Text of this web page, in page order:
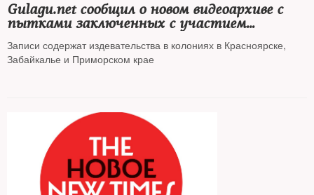
Gulagu.net сообщил о новом видеоархиве с
пытками заключенных с участием
сотрудников ФСБ
Записи содержат издевательства в колониях в Красноярске,
Забайкалье и Приморском крае